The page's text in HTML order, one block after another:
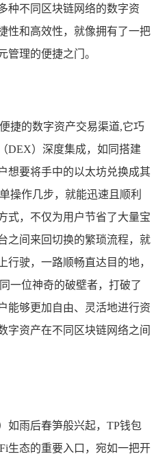
种不同区块链网络的数字资
性和高效性，就像拥有了一把
管理的便捷之门。
捷的数字资产交易渠道,它巧
DEX）深度集成，如同搭建
想要将手中的以太坊兑换成其
操作几步，就能迅速且顺利
式，不仅为用户节省了大量宝
之间来回切换的繁琐流程，就
行驶，一路顺畅直达目的地，
一位神奇的破壁者，打破了
能够更加自由、灵活地进行资
字资产在不同区块链网络之间
如雨后春笋般兴起，TP钱包
生态的重要入口，宛如一把开